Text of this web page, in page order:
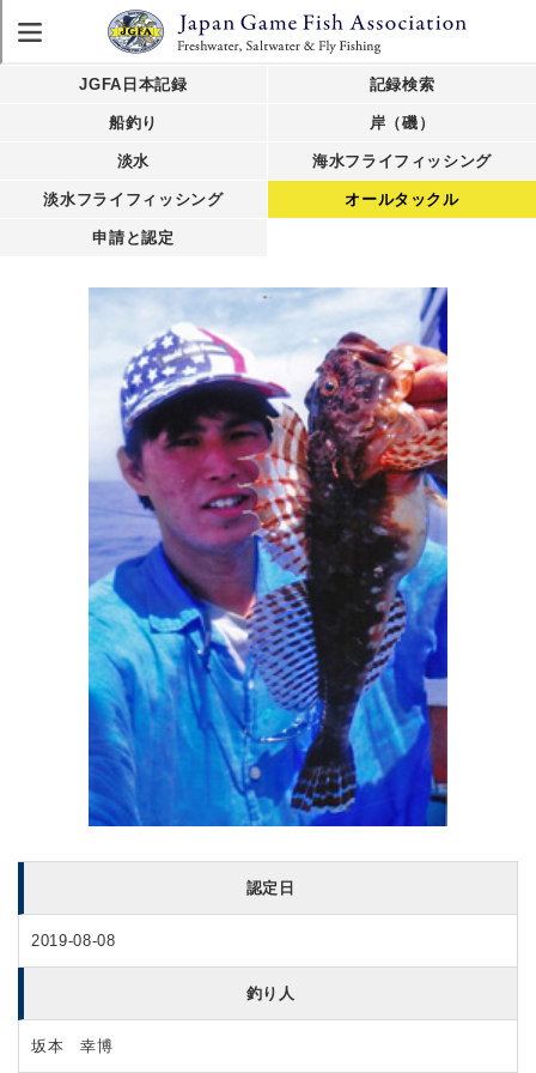
JGFA日本記録 記録検索
船釣り 岸（磯）
淡水 海水フライフィッシング
淡水フライフィッシング オールタックル
申請と認定
認定日
2019-08-08
釣り人
坂本 幸博